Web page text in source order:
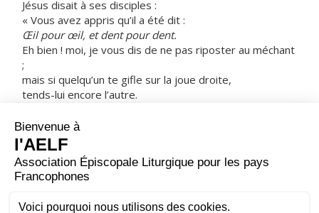
Jésus disait à ses disciples :
« Vous avez appris qu’il a été dit :
Œil pour œil, et dent pour dent.
Eh bien ! moi, je vous dis de ne pas riposter au méchant
;
mais si quelqu’un te gifle sur la joue droite,
tends-lui encore l’autre.
et prendre ta tunique,
laisse-lui encore ton manteau.
Et si quelqu’un te réquisitionne pour faire mille pas,
fais-en deux mille avec lui.
À qui te demande, donne ;
à qui veut t’emprunter, ne tourne pas le dos ! »